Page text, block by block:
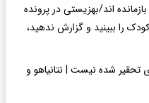
اند/بهزیستی در پرونده
را ببینید و گزارش ندهید،
تحقیر شده نیست | نتانیاهو و